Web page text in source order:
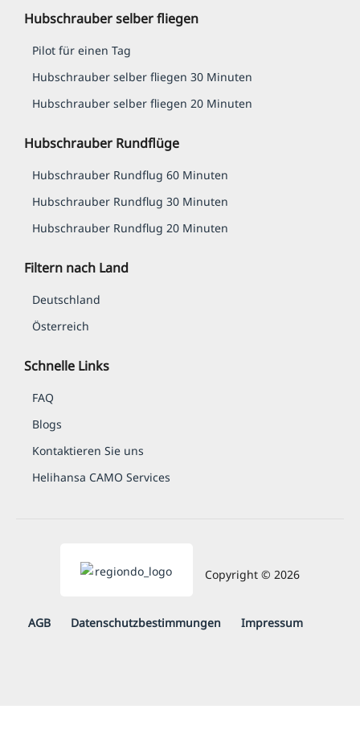
Hubschrauber selber fliegen
Pilot für einen Tag
Hub­schrauber selber fliegen 30 Minuten
Hub­schrauber selber fliegen 20 Minuten
Hubschrauber Rundflüge
Hubschrauber Rundflug 60 Minuten
Hubschrauber Rundflug 30 Minuten
Hubschrauber Rundflug 20 Minuten
Filtern nach Land
Deutschland
Österreich
Schnelle Links
FAQ
Blogs
Kontaktieren Sie uns
Helihansa CAMO Services
Copyright © 2026
AGB Daten­schutz­be­stim­mungen Impressum